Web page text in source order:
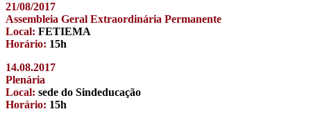
21/08/2017
Assembleia Geral Extraordinária Permanente
Local: FETIEMA
Horário: 15h
14.08.2017
Plenária
Local: sede do Sindeducação
Horário: 15h